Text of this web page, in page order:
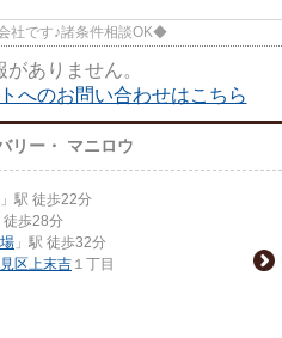
社です♪諸条件相談OK◆
ありません。
へのお問い合わせはこちら
リー・ マニロウ
」駅 徒歩22分
徒歩28分
」駅 徒歩32分
区上末吉 １丁目